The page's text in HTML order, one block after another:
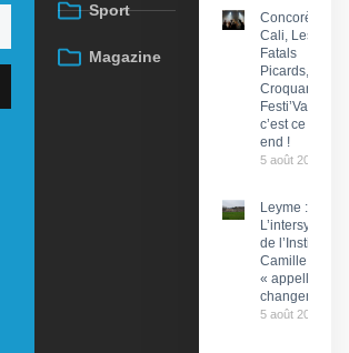
Sport
Magazine
Concorès :
Cali, Les
Fatals
Picards, Les
Croquants…
Festi’ValCéou,
c’est ce week-
end !
5 août 2026
Leyme :
de l’Institut
Camille Miret
« appelle à du
changement »
5 août 2026